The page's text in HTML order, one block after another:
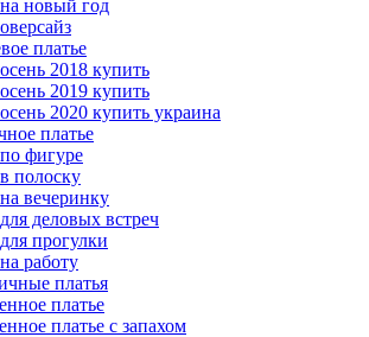
новый год
платье
2018 купить
2019 купить
2020 купить украина
платье
фигуре
полоску
вечеринку
деловых встреч
прогулки
работу
платья
платье
платье с запахом